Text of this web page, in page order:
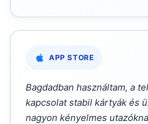
APP STORE
Bagdadban használtam, a
kapcsolat stabil kártyák és
nagyon kényelmes